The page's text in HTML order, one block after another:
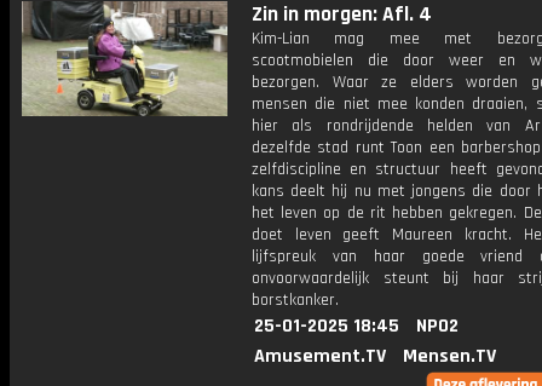
Zin in morgen: Afl. 4
Kim-Lian mag mee met
scootmobielen die door weer en
bezorgen. Waar ze elders worden
mensen die niet mee konden draaien,
hier als rondrijdende helden van
dezelfde stad runt Toon een
zelfdiscipline en structuur heeft
kans deelt hij nu met jongens die door
het leven op de rit hebben gekregen.
doet leven geeft Maureen kracht.
lijfspreuk van haar goede vriend
onvoorwaardelijk steunt bij haar
borstkanker.
25-01-2025 18:45
NPO2
Amusement.TV
Mensen.TV